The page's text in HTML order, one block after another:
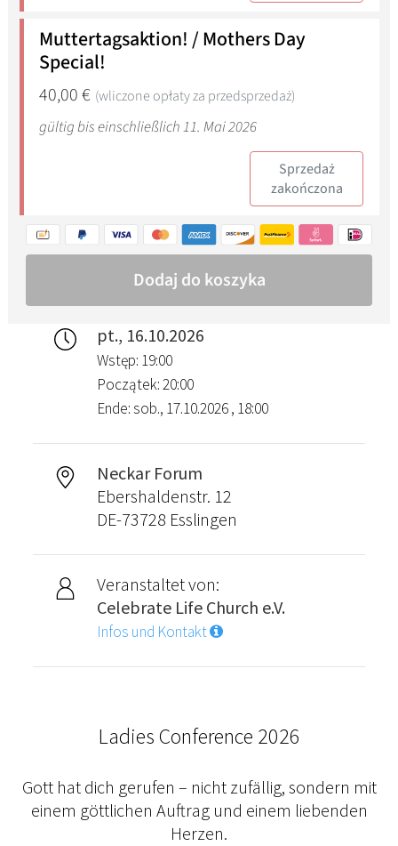
pt., 16.10.2026
Wstęp: 19:00
Początek: 20:00
Ende: sob., 17.10.2026 , 18:00
Neckar Forum
Ebershaldenstr. 12
DE-73728 Esslingen
Veranstaltet von:
Celebrate Life Church e.V.
Infos und Kontakt
Ladies Conference 2026
Gott hat dich gerufen – nicht zufällig, sondern mit
einem göttlichen Auftrag und einem liebenden
Herzen.